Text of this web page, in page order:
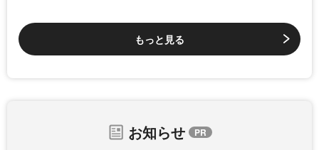
もっと見る
お知らせ